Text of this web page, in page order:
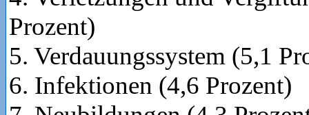
Prozent)
5. Verdauungssystem (5,1
6. Infektionen (4,6 Prozent)